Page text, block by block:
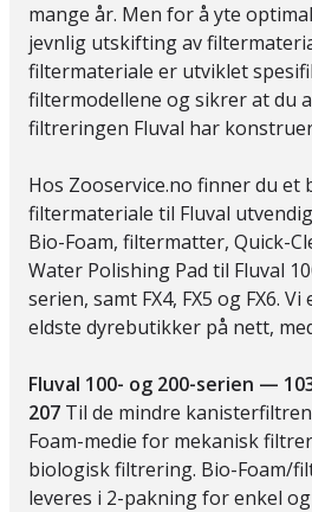
mange år. Men for å yte
jevnlig utskifting av
filtermateriale er utviklet
filtermodellene og sikrer at du
filtreringen Fluval har
Hos Zooservice.no finner du
filtermateriale til Fluval
Bio-Foam, filtermatter, Quick-
Water Polishing Pad til Fluval
serien, samt FX4, FX5 og FX6.
eldste dyrebutikker på nett,
Fluval 100- og 200-serien —
207 Til de mindre
Foam-medie for mekanisk
biologisk filtrering. Bio-Foam/
leveres i 2-pakning for enkel